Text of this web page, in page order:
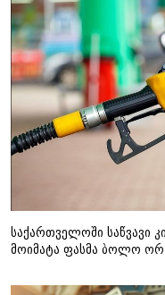
საქართველოში საწვავი
მოიმატა ფასმა ბოლო ორ